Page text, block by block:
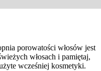
porowatości włosów jest
włosach i pamiętaj,
wcześniej kosmetyki.